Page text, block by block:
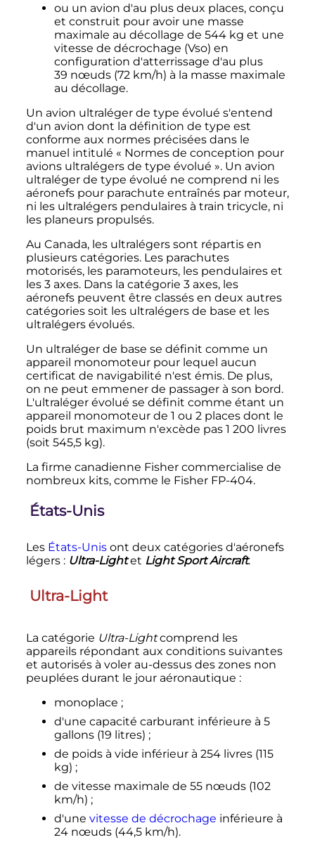
ou un avion d'au plus deux places, conçu
et construit pour avoir une masse
maximale au décollage de 544 kg et une
vitesse de décrochage (Vso) en
configuration d'atterrissage d'au plus
39 nœuds(72 km/h) à la masse maximale
au décollage.
Un avion ultraléger de type évolué s'entend
d'un avion dont la définition de type est
conforme aux normes précisées dans le
manuel intitulé « Normes de conception pour
avions ultralégers de type évolué ». Un avion
ultraléger de type évolué ne comprend ni les
aéronefs pour parachute entraînés par moteur,
ni les ultralégers pendulaires à train tricycle, ni
les planeurs propulsés.
Au Canada, les ultralégers sont répartis en
plusieurs catégories. Les parachutes
motorisés, les paramoteurs, les pendulaires et
les 3 axes. Dans la catégorie 3 axes, les
aéronefs peuvent être classés en deux autres
catégories soit les ultralégers de base et les
ultralégers évolués.
Un ultraléger de base se définit comme un
appareil monomoteur pour lequel aucun
certificat de navigabilité n'est émis. De plus,
on ne peut emmener de passager à son bord.
L'ultraléger évolué se définit comme étant un
appareil monomoteur de 1 ou 2 placesdont le
poids brut maximum n'excède pas 1 200 livres
(soit 545,5 kg).
La firme canadienne Fisher commercialise de
nombreux kits, comme le Fisher FP-404.
États-Unis
Les États-Unisont deux catégories d'aéronefs
légers : Ultra-Lightet Light Sport Aircraft.
Ultra-Light
La catégorie Ultra-Lightcomprend les
appareils répondant aux conditions suivantes
et autorisés à voler au-dessus des zones non
peuplées durant le jour aéronautique :
monoplace ;
d'une capacité carburant inférieure à 5
gallons(19 litres) ;
de poids à vide inférieur à 254 livres(115
kg) ;
de vitesse maximale de 55 nœuds(102
km/h) ;
d'une vitesse de décrochage inférieure à
24 nœuds(44,5 km/h).